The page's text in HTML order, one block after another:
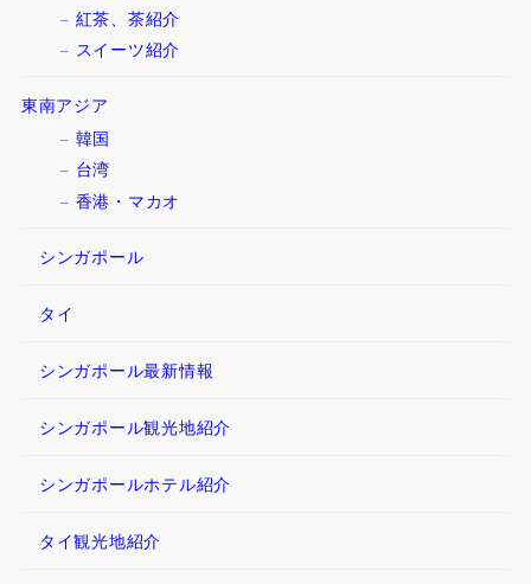
紅茶、茶紹介
スイーツ紹介
東南アジア
韓国
台湾
香港・マカオ
シンガポール
タイ
シンガポール最新情報
シンガポール観光地紹介
シンガポールホテル紹介
タイ観光地紹介